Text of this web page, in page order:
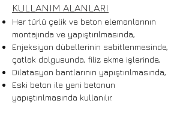
KULLANIM ALANLARI
Her türlü çelik ve beton elemanlarının
montajında ve yapıştırılmasında,
Enjeksiyon dübellerinin sabitlenmesinde,
çatlak dolgusunda, filiz ekme işlerinde,
Dilatasyon bantlarının yapıştırılmasında,
Eski beton ile yeni betonun
yapıştırılmasında kullanılır.